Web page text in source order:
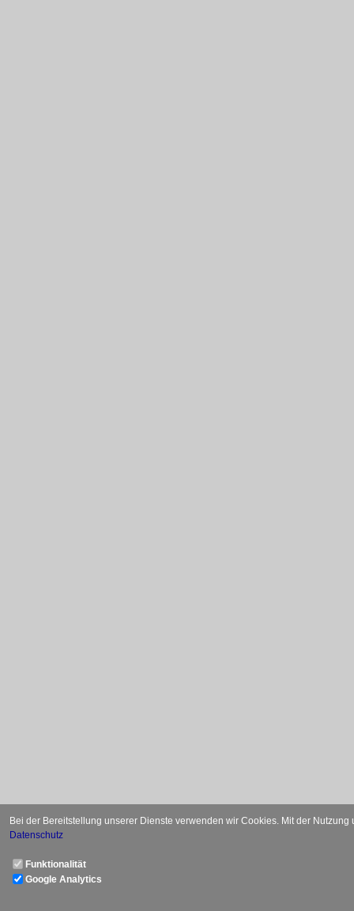
Bei der Bereitstellung unserer Dienste verwenden wir Cookies. Mit der
Datenschutz
Funktionalität
Google Analytics